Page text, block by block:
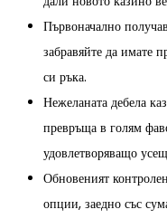
Първоначално
забравяйте да имате
си ръка.
Нежеланата дебела
превръща в голям
удовлетворяващо
Обновеният
опции, заедно със